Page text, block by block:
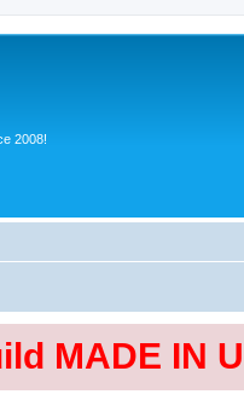
2008!
MADE IN